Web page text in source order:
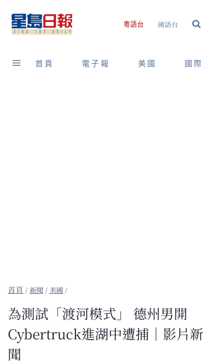
content
粵語台 國語台
首頁 電子報 美國 國際
/新聞 / 美國 /
為測試「渡河模式」 德州男開
Cybertruck進湖中遭捕｜影片新
聞